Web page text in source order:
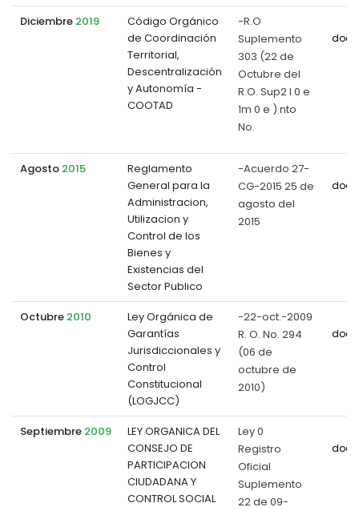
Diciembre 2019
Código Orgánico
de Coordinación
Territorial,
Descentralización
y Autonomía -
COOTAD
-R.O
Suplemento
303 (22 de
Octubre del
R.O. Sup2 l 0 e
1m 0 e ) nto
No.
Agosto 2015
Reglamento
General para la
Administracion,
Utilizacion y
Control de los
Bienes y
Existencias del
Sector Publico
-Acuerdo 27-
CG-2015 25 de
agosto del
2015
Octubre 2010
Ley Orgánica de
Garantías
Jurisdiccionales y
Control
Constitucional
(LOGJCC)
-22-oct.-2009
R. O. No. 294
(06 de
octubre de
2010)
Septiembre 2009
LEY ORGANICA DEL
CONSEJO DE
PARTICIPACION
CIUDADANA Y
CONTROL SOCIAL
Ley 0
Registro
Oficial
Suplemento
22 de 09-